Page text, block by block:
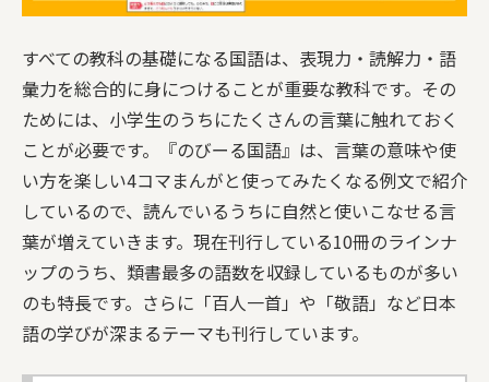
すべての教科の基礎になる国語は、表現力・読解力・語
彙力を総合的に身につけることが重要な教科です。その
ためには、小学生のうちにたくさんの言葉に触れておく
ことが必要です。『のびーる国語』は、言葉の意味や使
い方を楽しい4コマまんがと使ってみたくなる例文で紹介
しているので、読んでいるうちに自然と使いこなせる言
葉が増えていきます。現在刊行している10冊のラインナ
ップのうち、類書最多の語数を収録しているものが多い
のも特長です。さらに「百人一首」や「敬語」など日本
語の学びが深まるテーマも刊行しています。